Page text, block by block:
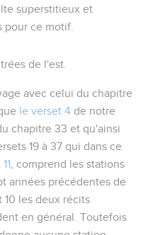
superstitieux et
pour ce motif.
de l'est.
avec celui du chapitre
le verset 4 de notre
chapitre 33 et qu'ainsi
19 à 37 qui dans ce
, comprend les stations
années précédentes de
les deux récits
en général. Toutefois